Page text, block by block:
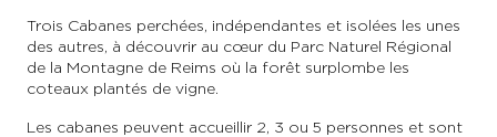
Trois Cabanes perchées, indépendantes et isolées les unes
des autres, à découvrir au cœur du Parc Naturel Régional
de la Montagne de Reims où la forêt surplombe les
coteaux plantés de vigne.
Les cabanes peuvent accueillir 2, 3 ou 5 personnes et sont